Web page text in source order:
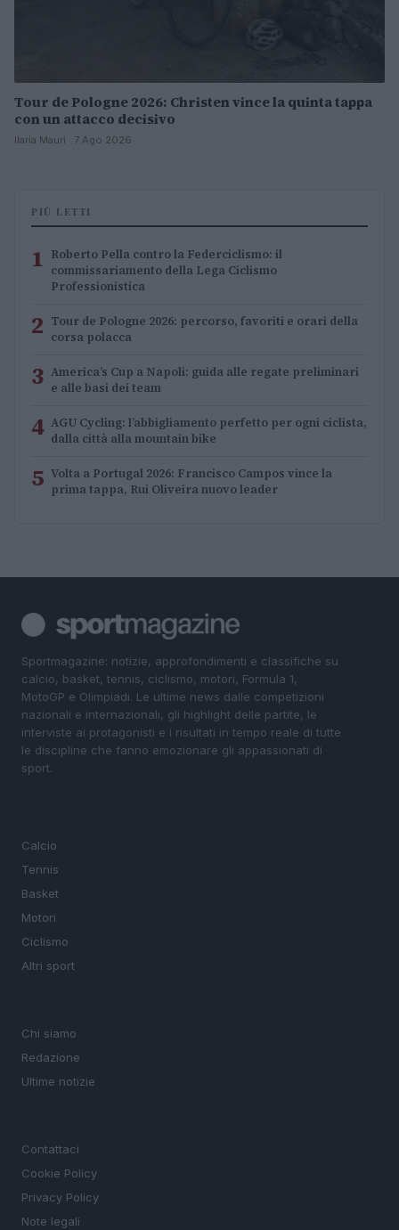
Tour de Pologne 2026: Christen vince la quinta tappa
con un attacco decisivo
Ilaria Mauri · 7 Ago 2026
PIÙ LETTI
1 Roberto Pella contro la Federciclismo: il
commissariamento della Lega Ciclismo
Professionistica
2 Tour de Pologne 2026: percorso, favoriti e orari della
corsa polacca
3 America’s Cup a Napoli: guida alle regate preliminari
e alle basi dei team
4 AGU Cycling: l’abbigliamento perfetto per ogni ciclista,
dalla città alla mountain bike
5 Volta a Portugal 2026: Francisco Campos vince la
prima tappa, Rui Oliveira nuovo leader
Sportmagazine: notizie, approfondimenti e classifiche su
calcio, basket, tennis, ciclismo, motori, Formula 1,
MotoGP e Olimpiadi. Le ultime news dalle competizioni
nazionali e internazionali, gli highlight delle partite, le
interviste ai protagonisti e i risultati in tempo reale di tutte
le discipline che fanno emozionare gli appassionati di
sport.
Calcio
Tennis
Basket
Motori
Ciclismo
Altri sport
Chi siamo
Redazione
Ultime notizie
Contattaci
Cookie Policy
Privacy Policy
Note legali